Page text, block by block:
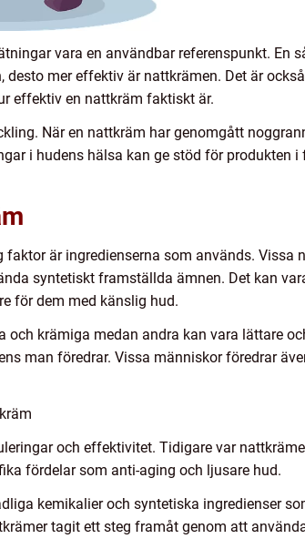
vara en användbar referenspunkt. En
mer effektiv är nattkrämen. Det är
effektiv en nattkräm faktiskt är.
När en nattkräm har genomgått
i hudens hälsa kan ge stöd för produkten i
är ingredienserna som används. Vissa
syntetiskt framställda ämnen. Det kan
för dem med känslig hud.
krämiga medan andra kan vara lättare
man föredrar. Vissa människor föredrar
och effektivitet. Tidigare var
fördelar som anti-aging och ljusare hud.
kemikalier och syntetiska ingredienser
tagit ett steg framåt genom att